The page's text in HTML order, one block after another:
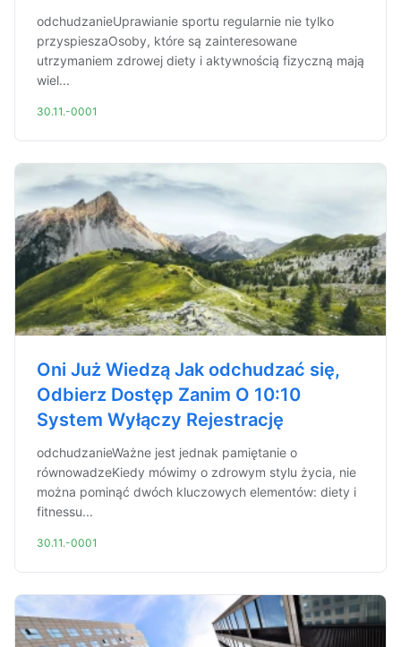
odchudzanieUprawianie sportu regularnie nie tylko
przyspieszaOsoby, które są zainteresowane
utrzymaniem zdrowej diety i aktywnością fizyczną mają
wiel...
30.11.-0001
Oni Już Wiedzą Jak odchudzać się,
Odbierz Dostęp Zanim O 10:10
System Wyłączy Rejestrację
odchudzanieWażne jest jednak pamiętanie o
równowadzeKiedy mówimy o zdrowym stylu życia, nie
można pominąć dwóch kluczowych elementów: diety i
fitnessu...
30.11.-0001